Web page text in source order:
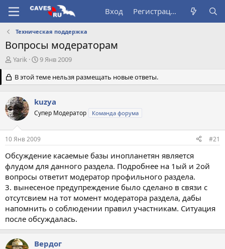
Вход Регистрация
Техническая поддержка
Вопросы модераторам
А
т
о
р
т
е
м
ы
Yarik
Д
т
а
а
ч
л
а
9 Янв 2009
В этой теме нельзя размещать новые ответы.
kuzya
Супер Модератор Команда форума
10 Янв 2009 #21
Обсуждение касаемые базы инопланетян является
флудом для данного раздела. Подробнее на 1ый и 2ой
вопросы ответит модератор профильного раздела.
3. вынесеное предупреждение было сделано в связи с
отсутсвием на тот момент модератора раздела, дабы
напомнить о соблюдении правил участникам. Ситуация
после обсуждалась.
Вердог